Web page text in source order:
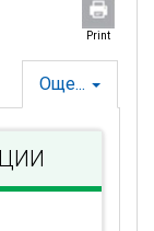
Print
Още...